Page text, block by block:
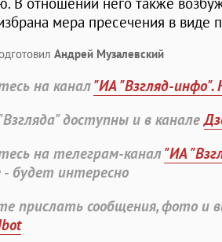
мера пресечения в виде
Андрей Музалевский
на канал"ИА "Взгляд-инфо".
доступны и в канале
на телеграм-канал"ИА
- будет интересно
прислать сообщения, фото и